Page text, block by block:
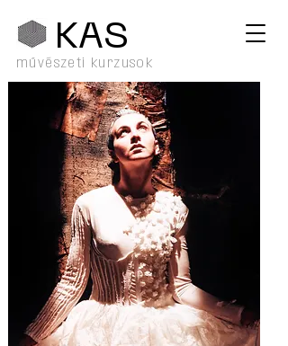
művészeti kurzusok
KAS